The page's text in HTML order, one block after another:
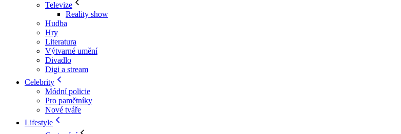
Televize
Reality show
Hudba
Hry
Literatura
Výtvarné umění
Divadlo
Digi a stream
Celebrity
Módní policie
Pro pamětníky
Nové tváře
Lifestyle